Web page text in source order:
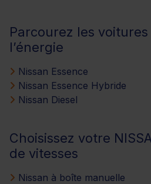
Parcourez les voitures
l’énergie
Nissan Essence
Nissan Essence Hybride
Nissan Diesel
Choisissez votre
de vitesses
Nissan à boîte manuelle